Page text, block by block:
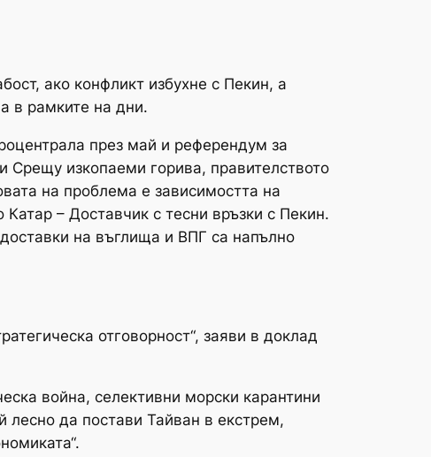
ако конфликт избухне с Пекин, а
в рамките на дни.
през май и референдум за
Срещу изкопаеми горива, правителството
на проблема е зависимостта на
– Доставчик с тесни връзки с Пекин.
на въглища и ВПГ са напълно
отговорност“, заяви в доклад
война, селективни морски карантини
лесно да постави Тайван в екстрем,